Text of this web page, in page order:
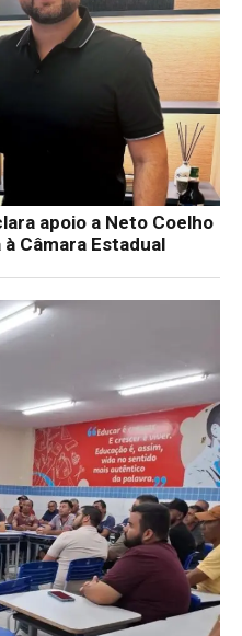
apoio a Neto Coelho
Câmara Estadual